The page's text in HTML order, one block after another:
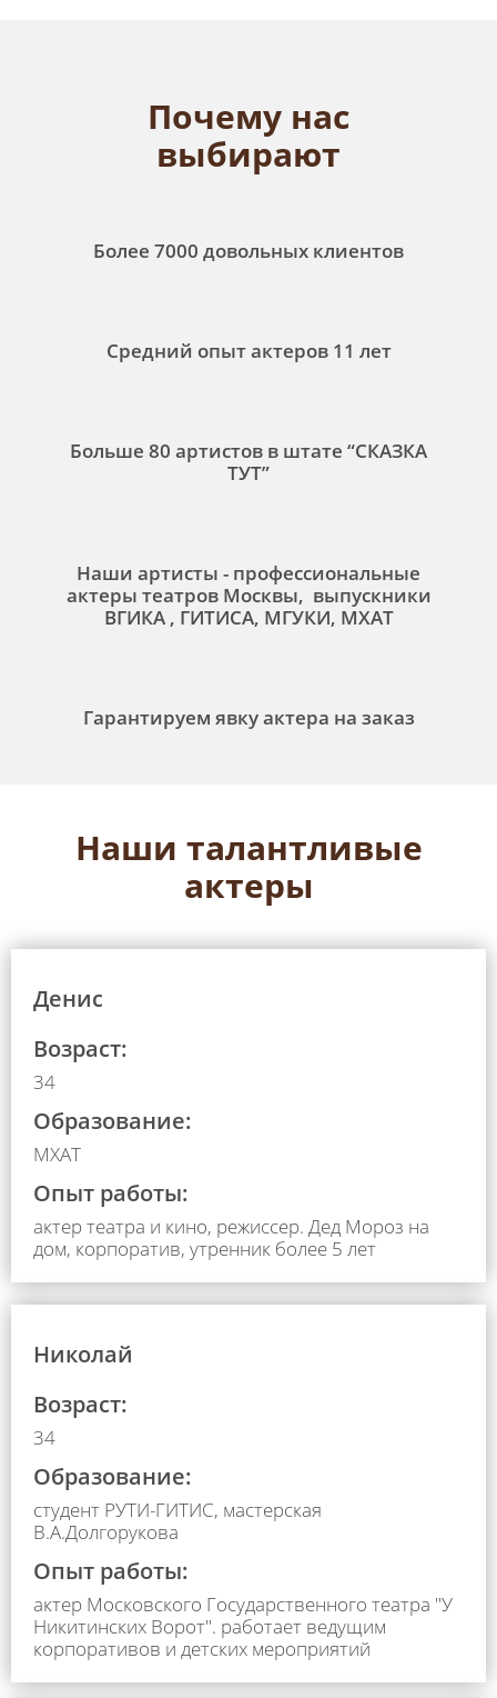
Почему нас
выбирают
Более 7000 довольных клиентов
Средний опыт актеров 11 лет
Больше 80 артистов в штате “СКАЗКА
ТУТ”
Наши артисты - профессиональные
актеры театров Москвы, выпускники
ВГИКА , ГИТИСА, МГУКИ, МХАТ
Гарантируем явку актера на заказ
Наши талантливые
актеры
Денис
Возраст:
34
Образование:
МХАТ
Опыт работы:
актер театра и кино, режиссер. Дед Мороз на
дом, корпоратив, утренник более 5 лет
Николай
Возраст:
34
Образование:
студент РУТИ-ГИТИС, мастерская
В.А.Долгорукова
Опыт работы:
актер Московского Государственного театра "У
Никитинских Ворот". работает ведущим
корпоративов и детских мероприятий